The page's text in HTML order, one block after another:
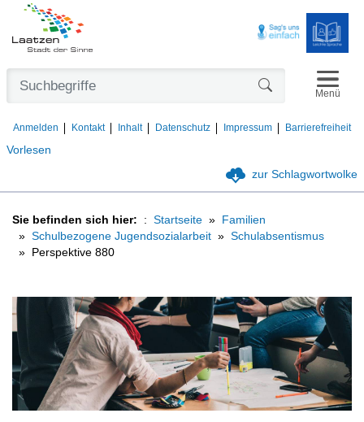
Vorlesen
Anmelden Kontakt Inhalt Datenschutz Impressum Barrierefreiheit
Menü
zur Schlagwortwolke
Sie befinden sich hier: Startseite
Familien
Schulbezogene Jugendsozialarbeit
Schulabsentismus
Perspektive 880